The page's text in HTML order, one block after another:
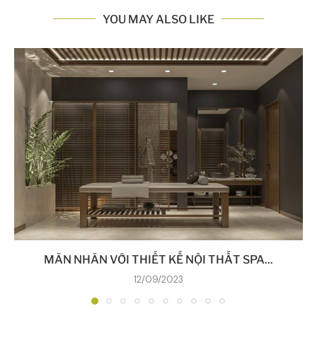
YOU MAY ALSO LIKE
MÃN NHÃN VỚI THIẾT KẾ NỘI THẤT SPA...
12/09/2023